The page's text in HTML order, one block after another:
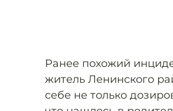
Ранее похожий
житель Ленинского
себе не только